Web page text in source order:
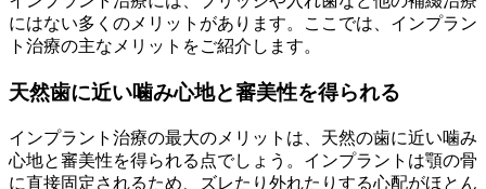
にはない多くのメリットがあります。ここでは、インプラン
ト治療の主なメリットをご紹介します。
天然歯に近い噛み心地と審美性を得られる
インプラント治療の最大のメリットは、天然の歯に近い噛み
心地と審美性を得られる点でしょう。インプラントは顎の骨
に直接固定されるため、ズレたり外れたりする心配がほとん